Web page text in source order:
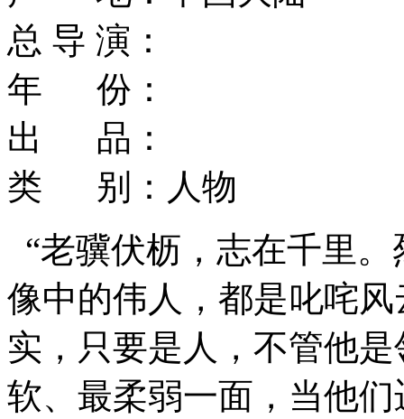
总 导 演：
年 份：
出 品：
类 别：人物
“老骥伏枥，志在千里
像中的伟人，都是叱咤
实，只要是人，不管他
软、最柔弱一面，当他